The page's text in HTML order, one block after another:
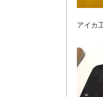
アイカ